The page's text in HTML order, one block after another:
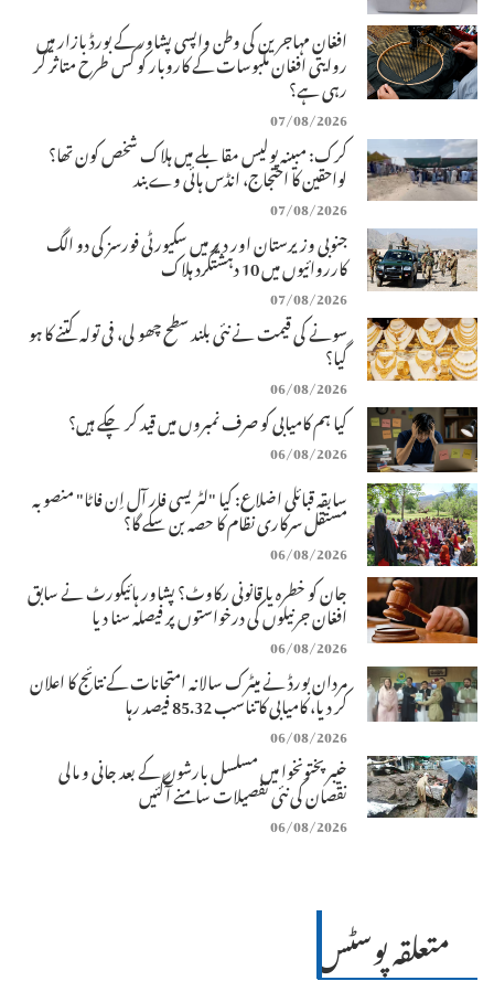
افغان مہاجرین کی وطن واپسی پشاور کے بورڈ بازار میں
روایتی افغان ملبوسات کے کاروبار کو کس طرح متاثر کر
رہی ہے؟
07/08/2026
کرک: مبینہ پولیس مقابلے میں ہلاک شخص کون تھا؟
لواحقین کا احتجاج، انڈس ہائی وے بند
07/08/2026
جنوبی وزیرستان اور دیر میں سکیورٹی فورسز کی دو الگ
کارروائیوں میں 10 دہشتگرد ہلاک
07/08/2026
سونے کی قیمت نے نئی بلند سطح چھو لی، فی تولہ کتنے کا ہو
گیا؟
06/08/2026
کیا ہم کامیابی کو صرف نمبروں میں قید کر چکے ہیں؟
06/08/2026
سابقہ قبائلی اضلاع: کیا "لٹریسی فار آل اِن فاٹا" منصوبہ
مستقل سرکاری نظام کا حصہ بن سکے گا؟
06/08/2026
جان کو خطرہ یا قانونی رکاوٹ؟ پشاور ہائیکورٹ نے سابق
افغان جرنیلوں کی درخواستوں پر فیصلہ سنا دیا
06/08/2026
مردان بورڈ نے میٹرک سالانہ امتحانات کے نتائج کا اعلان
کر دیا، کامیابی کا تناسب 85.32 فیصد رہا
06/08/2026
خیبرپختونخوا میں مسلسل بارشوں کے بعد جانی و مالی
نقصان کی نئی تفصیلات سامنے آگئیں
06/08/2026
متعلقہ پوسٹس